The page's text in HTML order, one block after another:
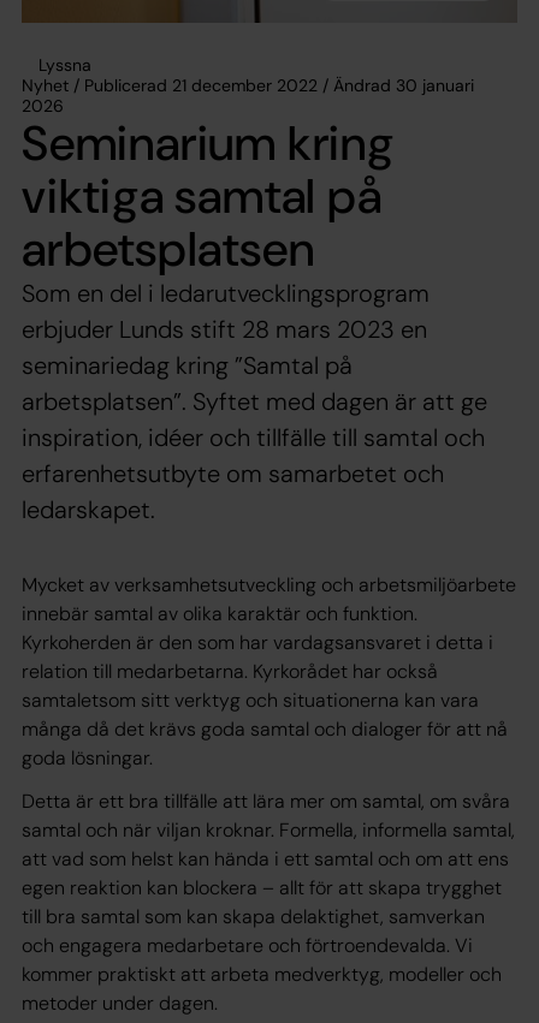
Lyssna
Nyhet / Publicerad 21 december 2022 / Ändrad 30 januari
2026
Seminarium kring
viktiga samtal på
arbetsplatsen
Som en del i ledarutvecklingsprogram
erbjuder Lunds stift 28 mars 2023 en
seminariedag kring ”Samtal på
arbetsplatsen”. Syftet med dagen är att ge
inspiration, idéer och tillfälle till samtal och
erfarenhetsutbyte om samarbetet och
ledarskapet.
Mycket av verksamhetsutveckling och arbetsmiljöarbete
innebär samtal av olika karaktär och funktion.
Kyrkoherden är den som har vardagsansvaret i detta i
relation till medarbetarna. Kyrkorådet har också
samtaletsom sitt verktyg och situationerna kan vara
många då det krävs goda samtal och dialoger för att nå
goda lösningar.
Detta är ett bra tillfälle att lära mer om samtal, om svåra
samtal och när viljan kroknar. Formella, informella samtal,
att vad som helst kan hända i ett samtal och om att ens
egen reaktion kan blockera – allt för att skapa trygghet
till bra samtal som kan skapa delaktighet, samverkan
och engagera medarbetare och förtroendevalda. Vi
kommer praktiskt att arbeta medverktyg, modeller och
metoder under dagen.